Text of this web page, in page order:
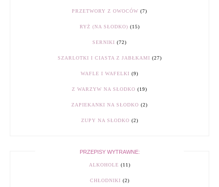
PRZETWORY Z OWOCÓW (7)
RYŻ (NA SŁODKO) (15)
SERNIKI (72)
SZARLOTKI I CIASTA Z JABŁKAMI (27)
WAFLE I WAFELKI (9)
Z WARZYW NA SŁODKO (19)
ZAPIEKANKI NA SŁODKO (2)
ZUPY NA SŁODKO (2)
PRZEPISY WYTRAWNE:
ALKOHOLE (11)
CHŁODNIKI (2)